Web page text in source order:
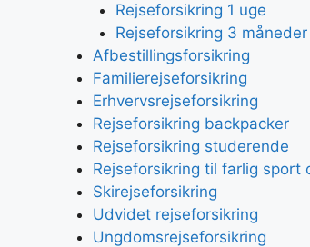
Rejseforsikring 1 uge
Rejseforsikring 3 måneder
Afbestillingsforsikring
Familierejseforsikring
Erhvervsrejseforsikring
Rejseforsikring backpacker
Rejseforsikring studerende
Rejseforsikring til farlig sport
Skirejseforsikring
Udvidet rejseforsikring
Ungdomsrejseforsikring